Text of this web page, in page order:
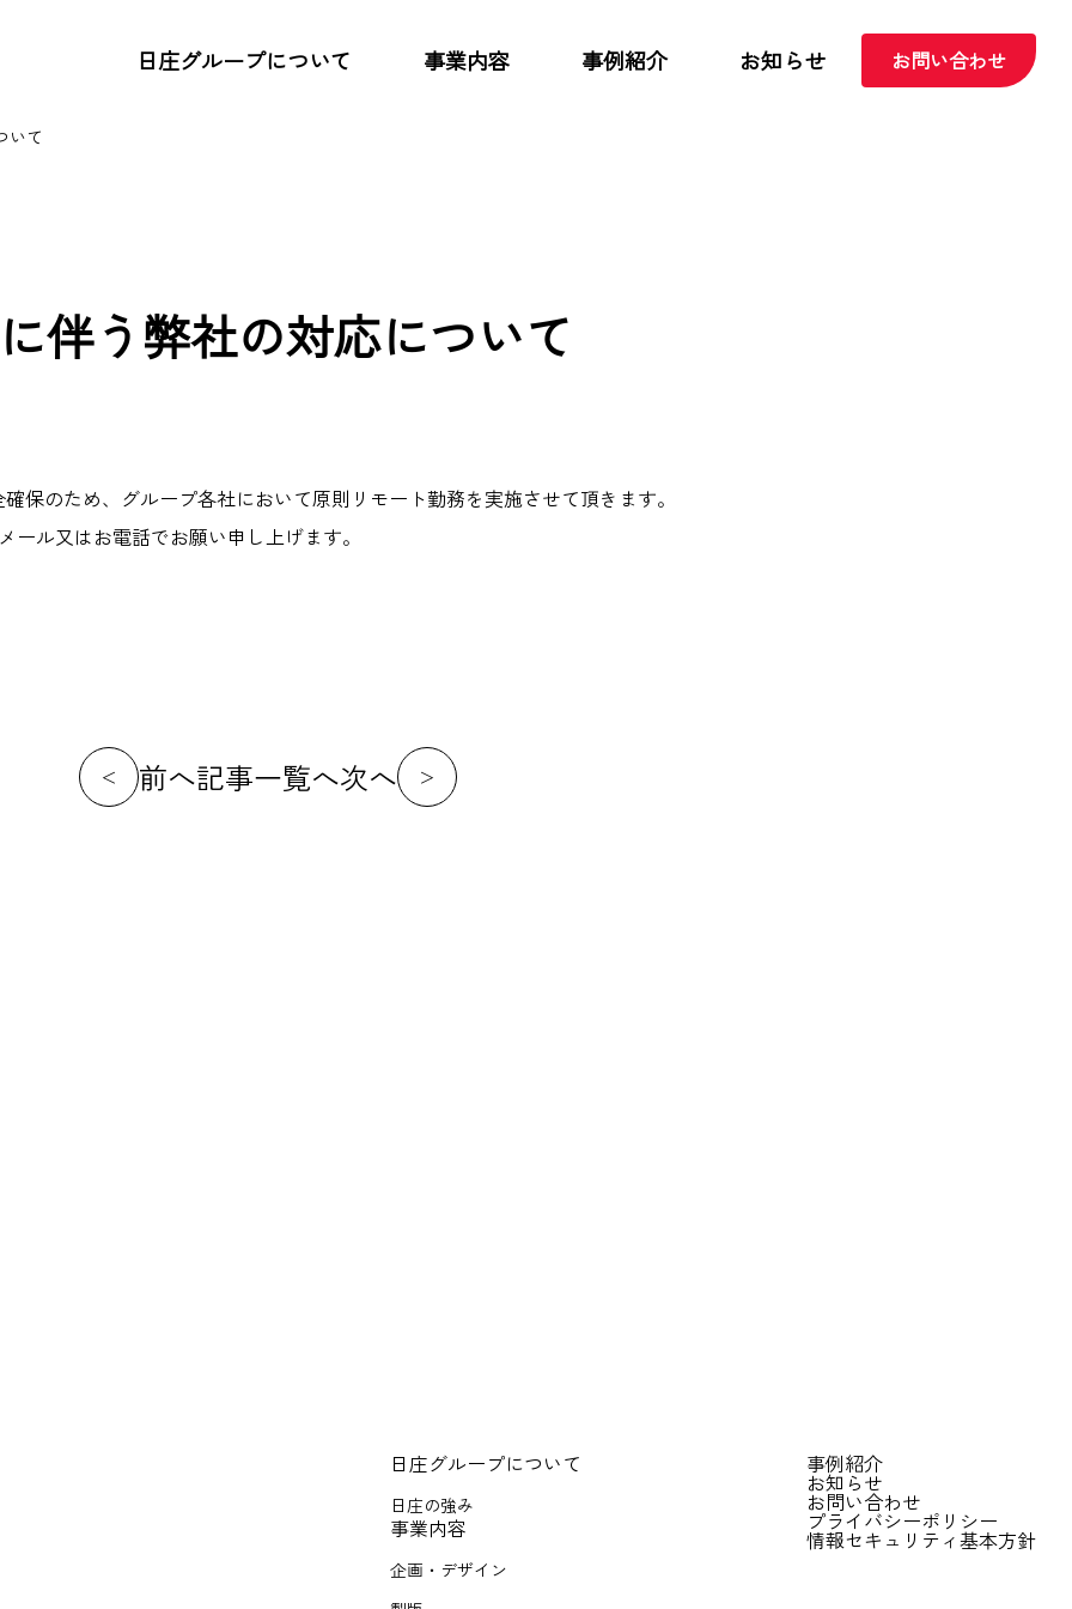
日庄グループについて 事業内容 事例紹介 お知らせ お問い合わせ
いて
伴う弊社の対応について
保のため、グループ各社において原則リモート勤務を実施させて頂きます。
ル又はお電話でお願い申し上げます。
＜ 前へ記事一覧へ次へ ＞
日庄グループについて
日庄の強み
事業内容
企画・デザイン
事例紹介
お知らせ
お問い合わせ
プライバシーポリシー
情報セキュリティ基本方針